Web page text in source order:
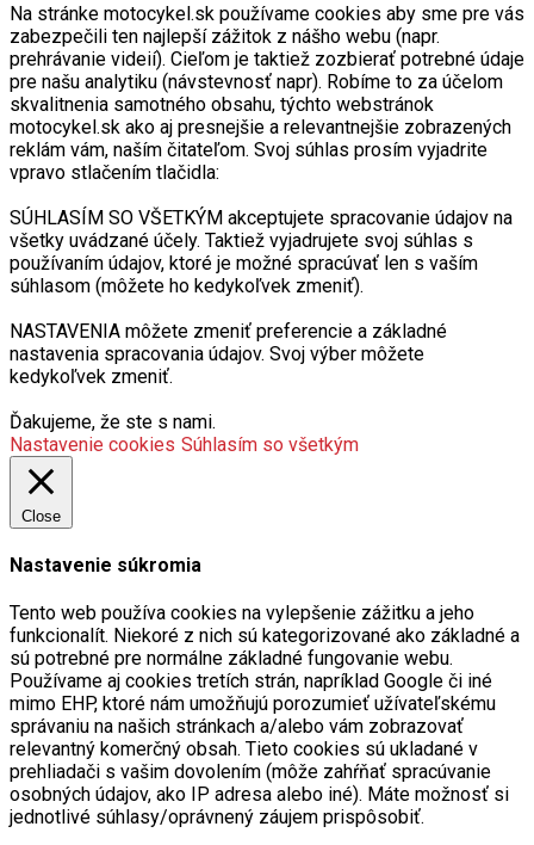
prehrávanie videií). Cieľom je taktiež zozbierať potrebné údaje
pre našu analytiku (návstevnosť napr). Robíme to za účelom
skvalitnenia samotného obsahu, týchto webstránok
motocykel.sk ako aj presnejšie a relevantnejšie zobrazených
reklám vám, naším čitateľom. Svoj súhlas prosím vyjadrite
vpravo stlačením tlačidla:
SÚHLASÍM SO VŠETKÝM akceptujete spracovanie údajov na
používaním údajov, ktoré je možné spracúvať len s vaším
súhlasom (môžete ho kedykoľvek zmeniť).
NASTAVENIA môžete zmeniť preferencie a základné
kedykoľvek zmeniť.
Ďakujeme, že ste s nami.
Close
Nastavenie súkromia
Tento web používa cookies na vylepšenie zážitku a jeho
sú potrebné pre normálne základné fungovanie webu.
Používame aj cookies tretích strán, napríklad Google či iné
mimo EHP, ktoré nám umožňujú porozumieť užívateľskému
správaniu na našich stránkach a/alebo vám zobrazovať
relevantný komerčný obsah. Tieto cookies sú ukladané v
prehliadači s vašim dovolením (môže zahŕňať spracúvanie
osobných údajov, ako IP adresa alebo iné). Máte možnosť si
jednotlivé súhlasy/oprávnený záujem prispôsobiť.
Ďalšie informácie vPodmienkach spracúvania cookies